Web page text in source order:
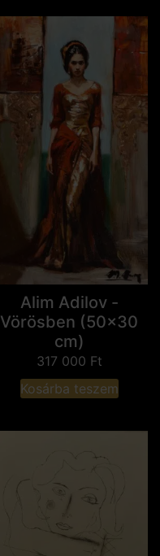
Alim Adilov -
Vörösben (50x30
cm)
317 000 Ft
Kosárba teszem